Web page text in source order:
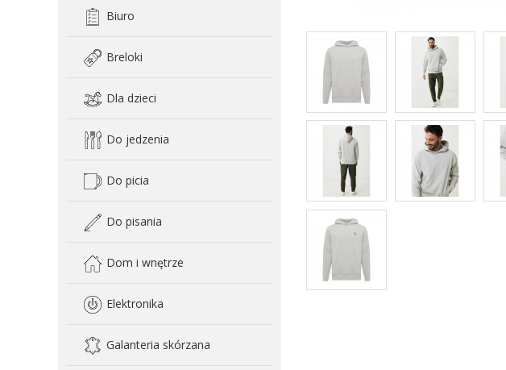
Biuro
Breloki
Dla dzieci
Do jedzenia
Do picia
Do pisania
Dom i wnętrze
Elektronika
Galanteria skórzana